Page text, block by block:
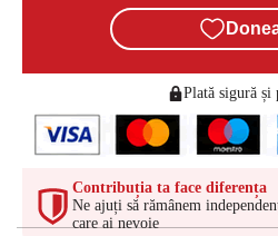
Plată sigură și
Contribuția ta face diferența
Ne ajuți să rămânem
care ai nevoie